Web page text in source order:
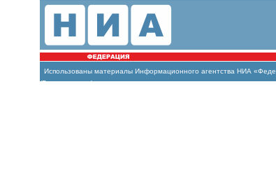
Использованы материалы Информационного агентства НИА
(Роскомнадзор)